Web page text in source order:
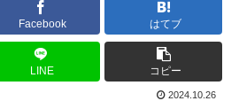
Facebook はてブ
LINE コピー
2024.10.26